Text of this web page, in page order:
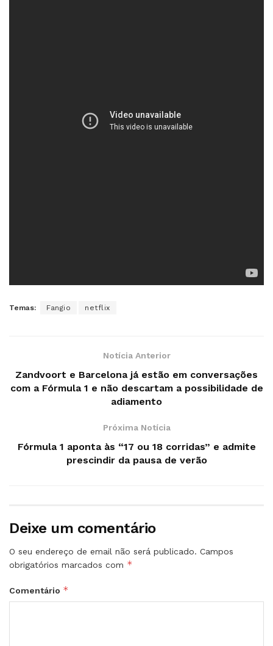
Temas: Fangio netflix
Notícia Anterior
Zandvoort e Barcelona já estão em conversações
com a Fórmula 1 e não descartam a possibilidade de
adiamento
Próxima Notícia
Fórmula 1 aponta às “17 ou 18 corridas” e admite
prescindir da pausa de verão
Deixe um comentário
O seu endereço de email não será publicado. Campos
obrigatórios marcados com *
Comentário *